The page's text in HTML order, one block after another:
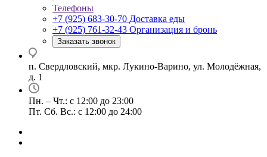
Телефоны
+7 (925) 683-30-70 Доставка еды
+7 (925) 761-32-43 Организация и бронь
Заказать звонок
п. Свердловский, мкр. Лукино-Варино, ул. Молодёжная,
д. 1
Пн. – Чт.: с 12:00 до 23:00
Пт. Сб. Вс.: с 12:00 до 24:00